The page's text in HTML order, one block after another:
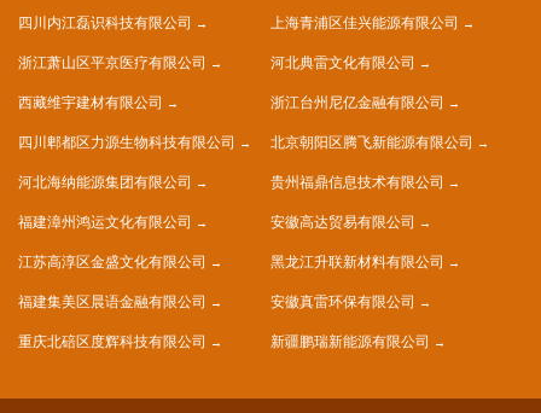
四川内江磊识科技有限公司 上海青浦区佳兴能源有限公司
浙江萧山区平京医疗有限公司 河北典雷文化有限公司
西藏维宇建材有限公司 浙江台州尼亿金融有限公司
四川郫都区力源生物科技有限公司 北京朝阳区腾飞新能源有限公司
河北海纳能源集团有限公司 贵州福鼎信息技术有限公司
福建漳州鸿运文化有限公司 安徽高达贸易有限公司
江苏高淳区金盛文化有限公司 黑龙江升联新材料有限公司
福建集美区晨语金融有限公司 安徽真雷环保有限公司
重庆北碚区度辉科技有限公司 新疆鹏瑞新能源有限公司